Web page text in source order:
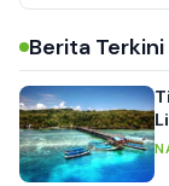
Berita Terkini